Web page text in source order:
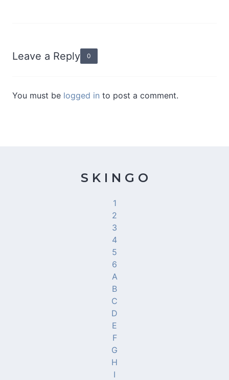
Leave a Reply 0
You must be logged in to post a comment.
S K I N G O
1
2
3
4
5
6
A
B
C
D
E
F
G
H
I